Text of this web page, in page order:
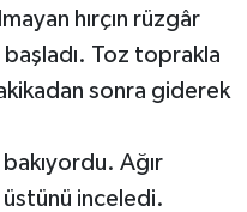
hırçın rüzgâr
Toz toprakla
sonra giderek
Ağır
üstünü inceledi.